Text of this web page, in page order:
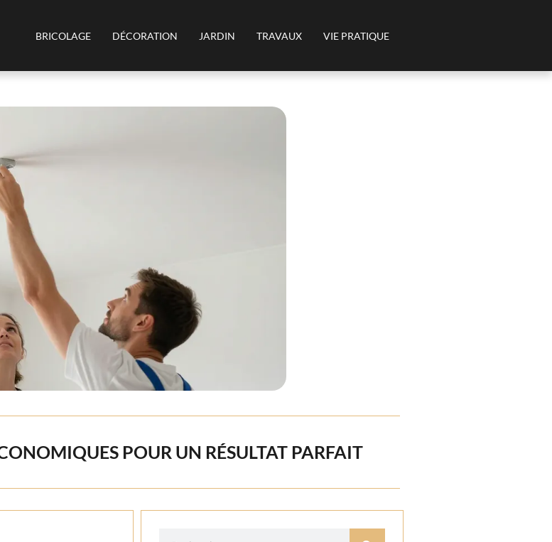
BRICOLAGE DÉCORATION JARDIN TRAVAUX VIE PRATIQUE
POUR UN RÉSULTAT PARFAIT